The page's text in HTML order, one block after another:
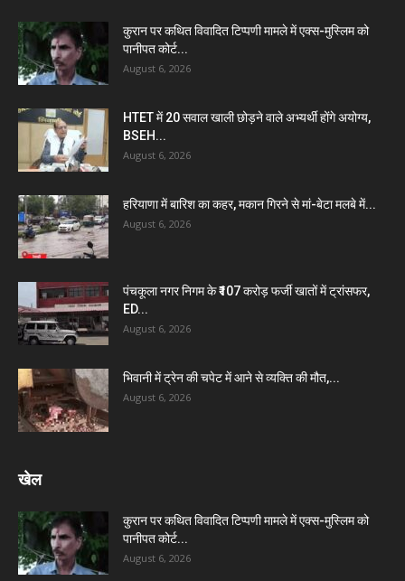
कुरान पर कथित विवादित टिप्पणी मामले में एक्स-मुस्लिम को
पानीपत कोर्ट...
August 6, 2026
HTET में 20 सवाल खाली छोड़ने वाले अभ्यर्थी होंगे अयोग्य,
BSEH...
August 6, 2026
हरियाणा में बारिश का कहर, मकान गिरने से मां-बेटा मलबे में...
August 6, 2026
पंचकूला नगर निगम के ₹107 करोड़ फर्जी खातों में ट्रांसफर,
ED...
August 6, 2026
भिवानी में ट्रेन की चपेट में आने से व्यक्ति की मौत,...
August 6, 2026
खेल
कुरान पर कथित विवादित टिप्पणी मामले में एक्स-मुस्लिम को
पानीपत कोर्ट...
August 6, 2026